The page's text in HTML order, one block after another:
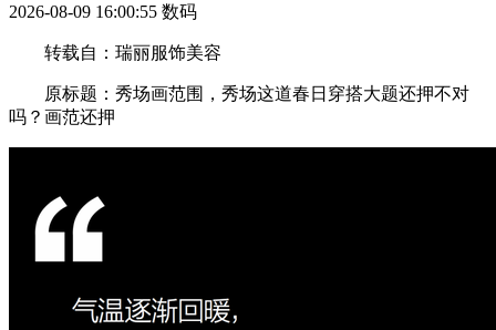
2026-08-09 16:00:55 数码
转载自：瑞丽服饰美容
原标题：秀场画范围，秀场这道春日穿搭大题还押不对
吗？画范还押